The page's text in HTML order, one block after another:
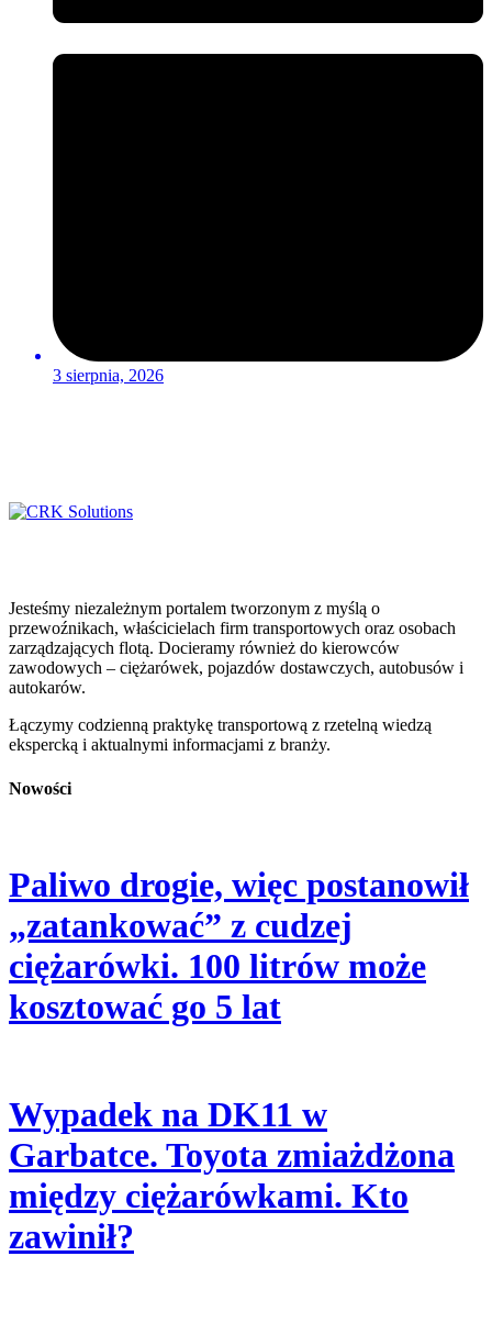
3 sierpnia, 2026
Jesteśmy niezależnym portalem tworzonym z myślą o
przewoźnikach, właścicielach firm transportowych oraz osobach
zarządzających flotą. Docieramy również do kierowców
zawodowych – ciężarówek, pojazdów dostawczych, autobusów i
autokarów.
Łączymy codzienną praktykę transportową z rzetelną wiedzą
ekspercką i aktualnymi informacjami z branży.
Nowości
Paliwo drogie, więc postanowił
„zatankować” z cudzej
ciężarówki. 100 litrów może
kosztować go 5 lat
Wypadek na DK11 w
Garbatce. Toyota zmiażdżona
między ciężarówkami. Kto
zawinił?